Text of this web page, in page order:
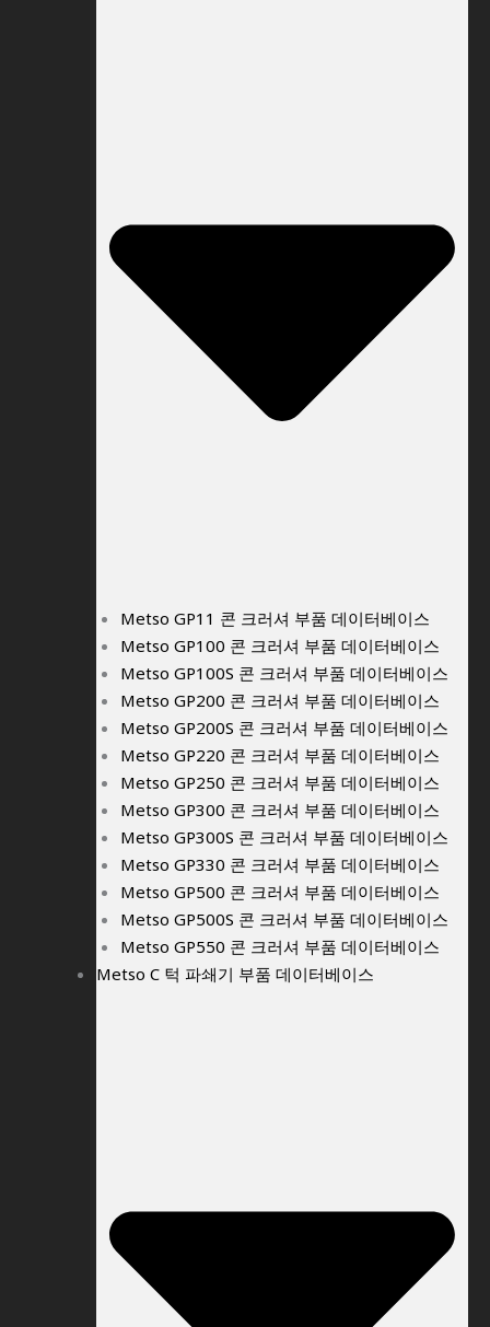
Metso GP11 콘 크러셔 부품 데이터베이스
Metso GP100 콘 크러셔 부품 데이터베이스
Metso GP100S 콘 크러셔 부품 데이터베이스
Metso GP200 콘 크러셔 부품 데이터베이스
Metso GP200S 콘 크러셔 부품 데이터베이스
Metso GP220 콘 크러셔 부품 데이터베이스
Metso GP250 콘 크러셔 부품 데이터베이스
Metso GP300 콘 크러셔 부품 데이터베이스
Metso GP300S 콘 크러셔 부품 데이터베이스
Metso GP330 콘 크러셔 부품 데이터베이스
Metso GP500 콘 크러셔 부품 데이터베이스
Metso GP500S 콘 크러셔 부품 데이터베이스
Metso GP550 콘 크러셔 부품 데이터베이스
Metso C 턱 파쇄기 부품 데이터베이스